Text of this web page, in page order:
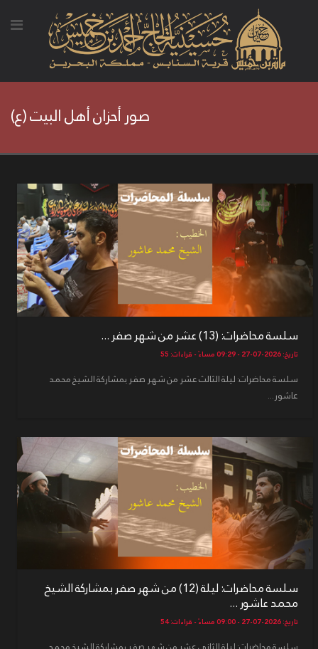
صور أحزان أهل البيت (ع)
سلسة محاضرات: (13) عشر من شهر صفر ...
تاريخ: 2026-07-27 - 09:29 مساءً - قراءات: 55
سلسة محاضرات: ليلة الثالث عشر من شهر صفر بمشاركة الشيخ محمد
عاشور...
سلسة محاضرات: ليلة (12) من شهر صفر بمشاركة الشيخ
محمد عاشور ...
تاريخ: 2026-07-27 - 09:00 مساءً - قراءات: 54